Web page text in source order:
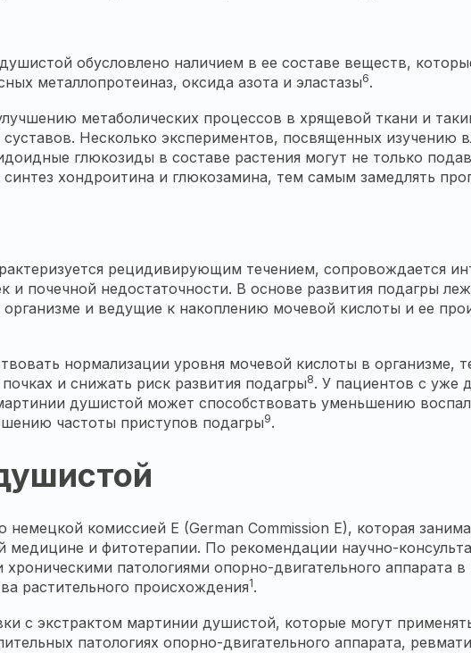
обусловлено наличием в ее составе веществ,
металлопротеиназ, оксида азота и эластазы6.
метаболических процессов в хрящевой ткани и
Несколько экспериментов, посвященных изучению
глюкозиды в составе растения могут не только
хондроитина и глюкозамина, тем самым замедлять
рецидивирующим течением, сопровождается
почечной недостаточности. В основе развития подагры
и ведущие к накоплению мочевой кислоты и ее
нормализации уровня мочевой кислоты в организме,
и снижать риск развития подагры8. У пациентов с уже
душистой может способствовать уменьшению
частоты приступов подагры9.
комиссией E (German Commission E), которая
и фитотерапии. По рекомендации научно-
патологиями опорно-двигательного аппарата в
растительного происхождения1.
с экстрактом мартинии душистой, которые могут
патологиях опорно-двигательного аппарата,